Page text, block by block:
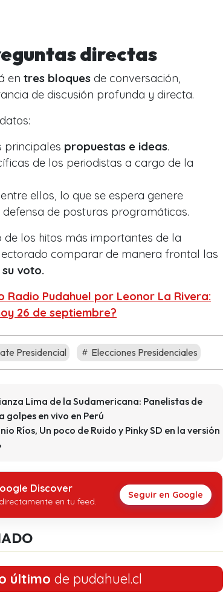
directas
en tres bloques de conversación,
de discusión profunda y directa.
principales propuestas e ideas.
de los periodistas a cargo de la
entre ellos, lo que se espera genere
de posturas programáticas.
los hitos más importantes de la
comparar de manera frontal las
voto.
Radio Pudahuel por Leonor La Rivera:
26 de septiembre?
Presidencial Elecciones Presidenciales
Lima de la Sudamericana: Panelistas de
en vivo en Perú
Ríos, Un poco de Ruido y Pinky SD en la versión
Discover
en tu feed.
Seguir en Google
último de pudahuel.cl